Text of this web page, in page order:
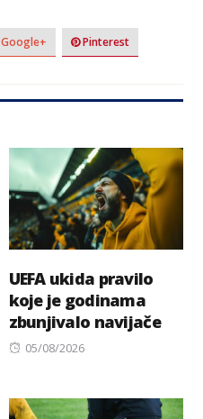
Google+ Pinterest
UEFA ukida pravilo
koje je godinama
zbunjivalo navijače
Posted
05/08/2026